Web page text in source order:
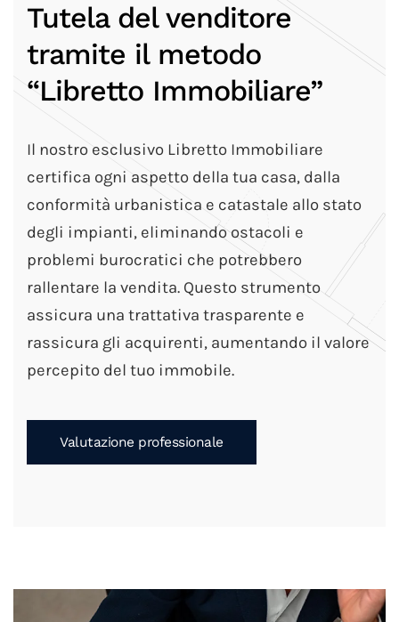
Tutela del venditore
tramite il metodo
“Libretto Immobiliare”
Il nostro esclusivo Libretto Immobiliare
certifica ogni aspetto della tua casa, dalla
conformità urbanistica e catastale allo stato
degli impianti, eliminando ostacoli e
problemi burocratici che potrebbero
rallentare la vendita. Questo strumento
assicura una trattativa trasparente e
rassicura gli acquirenti, aumentando il valore
percepito del tuo immobile.
Valutazione professionale